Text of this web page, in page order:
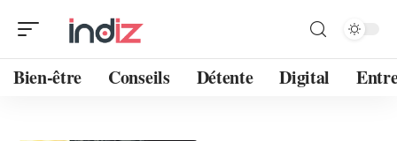
Bien-être Conseils Détente Digital